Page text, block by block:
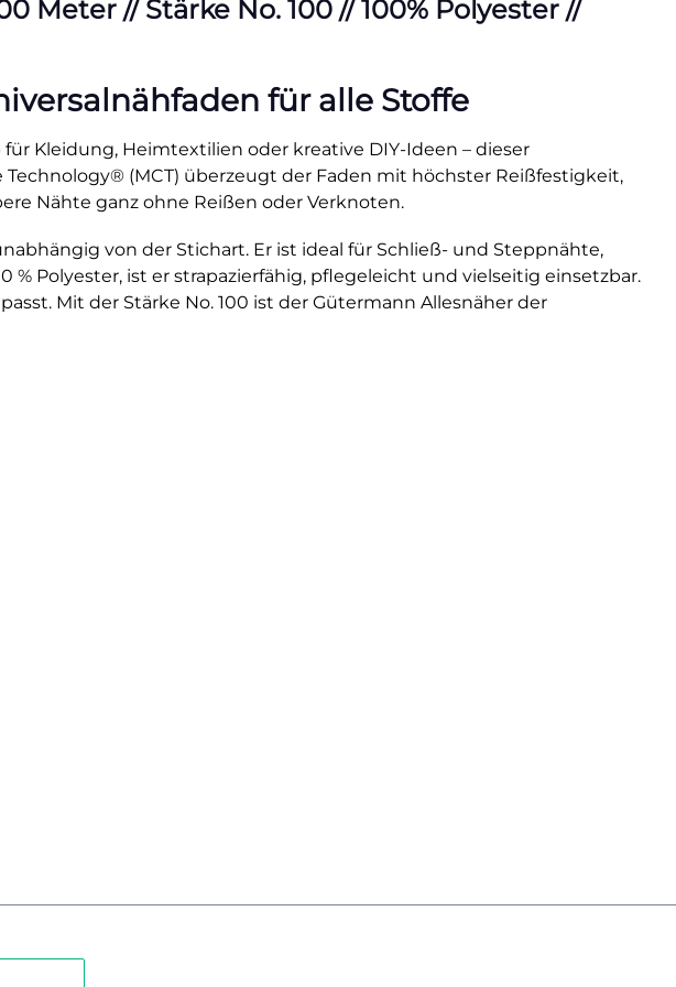
// Stärke No. 100 // 100% Polyester //
für alle Stoffe
Kleidung, Heimtextilien oder kreative DIY-Ideen – dieser
(MCT) überzeugt der Faden mit höchster Reißfestigkeit,
Nähte ganz ohne Reißen oder Verknoten.
von der Stichart. Er ist ideal für Schließ- und Steppnähte,
Polyester, ist er strapazierfähig, pflegeleicht und vielseitig einsetzbar.
Mit der Stärke No. 100 ist der Gütermann Allesnäher der